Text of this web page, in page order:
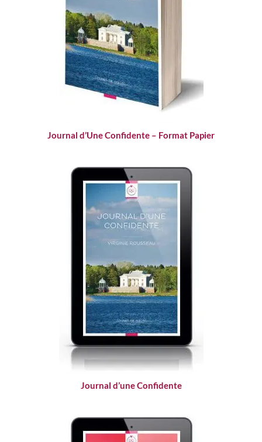
Journal d’Une Confidente – Format Papier
Journal d’une Confidente